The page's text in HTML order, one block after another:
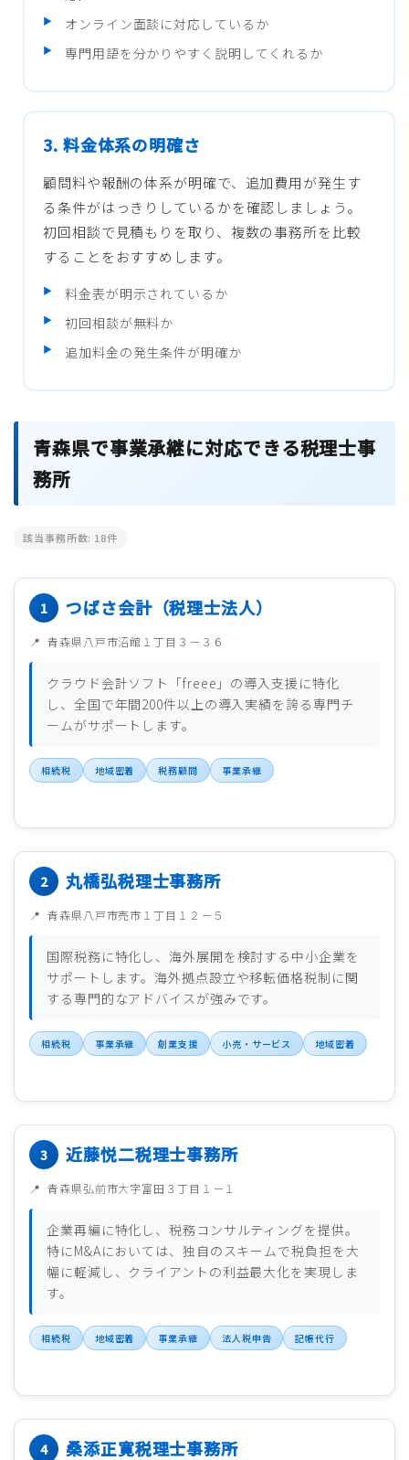
オンライン面談に対応しているか
専門用語を分かりやすく説明してくれるか
3. 料金体系の明確さ
顧問料や報酬の体系が明確で、追加費用が発生す
る条件がはっきりしているかを確認しましょう。
初回相談で見積もりを取り、複数の事務所を比較
することをおすすめします。
料金表が明示されているか
初回相談が無料か
追加料金の発生条件が明確か
青森県で事業承継に対応できる税理士事
務所
該当事務所数: 18件
つばさ会計（税理士法人）
青森県八戸市沼館１丁目３－３６
クラウド会計ソフト「freee」の導入支援に特化
し、全国で年間200件以上の導入実績を誇る専門チ
ームがサポートします。
相続税 地域密着 税務顧問 事業承継
丸橋弘税理士事務所
青森県八戸市売市１丁目１２－５
国際税務に特化し、海外展開を検討する中小企業を
サポートします。海外拠点設立や移転価格税制に関
する専門的なアドバイスが強みです。
相続税 事業承継 創業支援 小売・サービス 地域密着
近藤悦二税理士事務所
青森県弘前市大字富田３丁目１－１
企業再編に特化し、税務コンサルティングを提供。
特にM&Aにおいては、独自のスキームで税負担を大
幅に軽減し、クライアントの利益最大化を実現しま
す。
相続税 地域密着 事業承継 法人税申告 記帳代行
桑添正寛税理士事務所